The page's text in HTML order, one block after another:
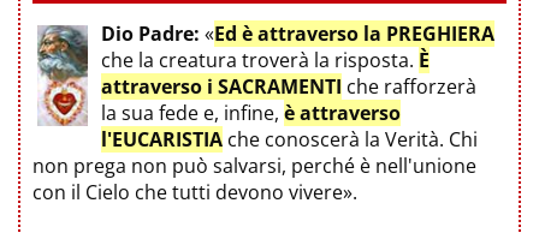
Dio Padre: «Ed è attraverso la PREGHIERA
che la creatura troverà la risposta. È
attraverso i SACRAMENTI che rafforzerà
la sua fede e, infine, è attraverso
l'EUCARISTIA che conoscerà la Verità. Chi
non prega non può salvarsi, perché è nell'unione
con il Cielo che tutti devono vivere».